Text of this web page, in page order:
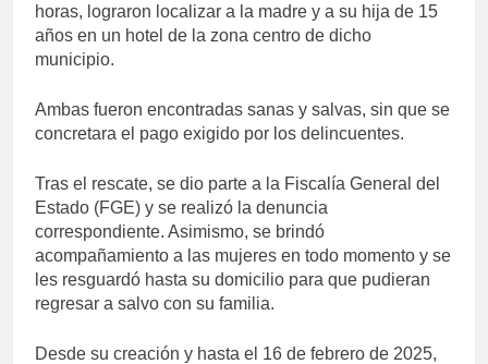
horas, lograron localizar a la madre y a su hija de 15
años en un hotel de la zona centro de dicho
municipio.
Ambas fueron encontradas sanas y salvas, sin que se
concretara el pago exigido por los delincuentes.
Tras el rescate, se dio parte a la Fiscalía General del
Estado (FGE) y se realizó la denuncia
correspondiente. Asimismo, se brindó
acompañamiento a las mujeres en todo momento y se
les resguardó hasta su domicilio para que pudieran
regresar a salvo con su familia.
Desde su creación y hasta el 16 de febrero de 2025,